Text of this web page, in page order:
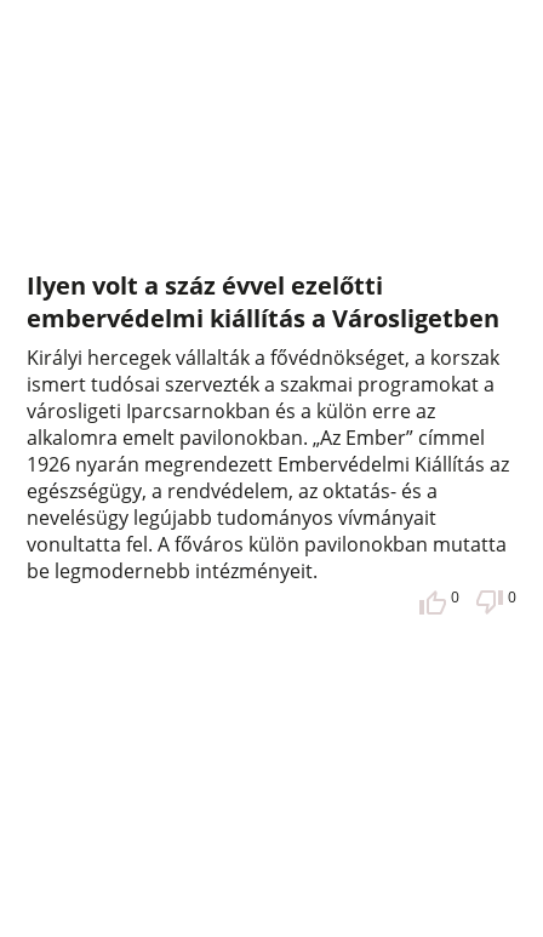
Ilyen volt a száz évvel ezelőtti
embervédelmi kiállítás a Városligetben
Királyi hercegek vállalták a fővédnökséget, a korszak
ismert tudósai szervezték a szakmai programokat a
városligeti Iparcsarnokban és a külön erre az
alkalomra emelt pavilonokban. „Az Ember” címmel
1926 nyarán megrendezett Embervédelmi Kiállítás az
egészségügy, a rendvédelem, az oktatás- és a
nevelésügy legújabb tudományos vívmányait
vonultatta fel. A főváros külön pavilonokban mutatta
be legmodernebb intézményeit.
0 0